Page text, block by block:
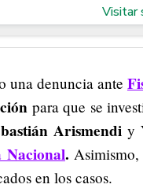
Visitar
una denuncia ante
para que se
Arismendi y
Nacional.
en los casos.